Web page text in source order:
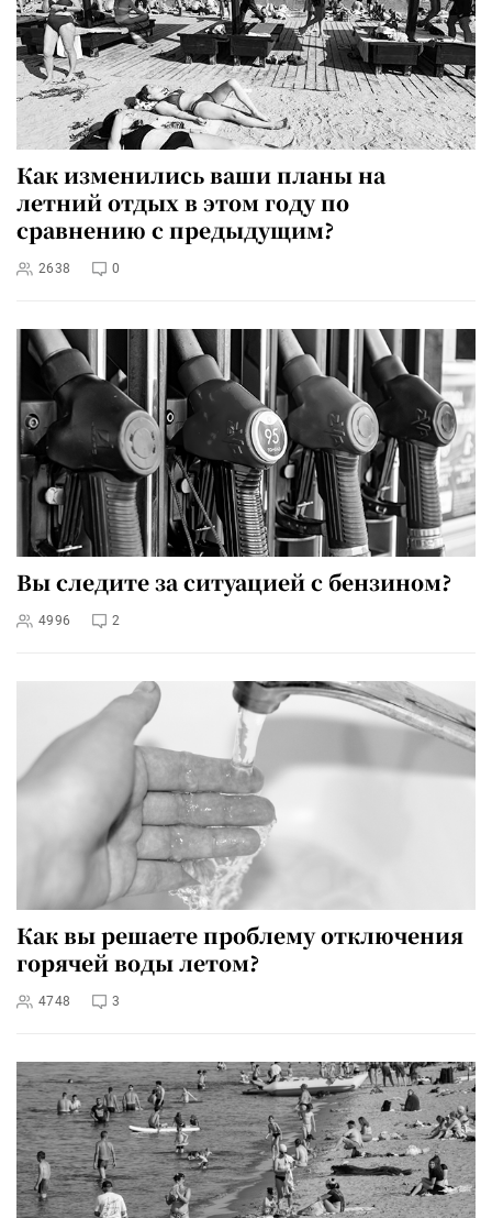
Как изменились ваши планы на
летний отдых в этом году по
сравнению с предыдущим?
2638 0
Вы следите за ситуацией с бензином?
4996 2
Как вы решаете проблему отключения
горячей воды летом?
4748 3